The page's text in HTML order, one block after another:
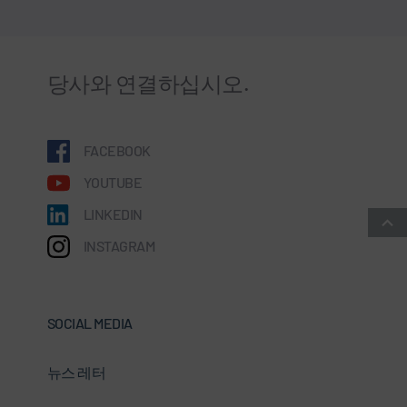
당사와 연결하십시오.
FACEBOOK
YOUTUBE
LINKEDIN
INSTAGRAM
SOCIAL MEDIA
뉴스 레터